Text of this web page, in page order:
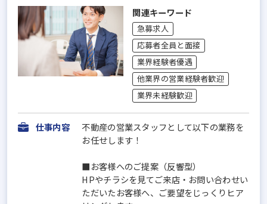
関連キーワード
急募求人
応募者全員と面接
業界経験者優遇
他業界の営業経験者歓迎
業界未経験歓迎
仕事内容
不動産の営業スタッフとして以下の業務を
お任せします！
■お客様へのご提案（反響型）
HPやチラシを見てご来店・お問い合わせい
ただいたお客様へ、ご要望をじっくりヒア